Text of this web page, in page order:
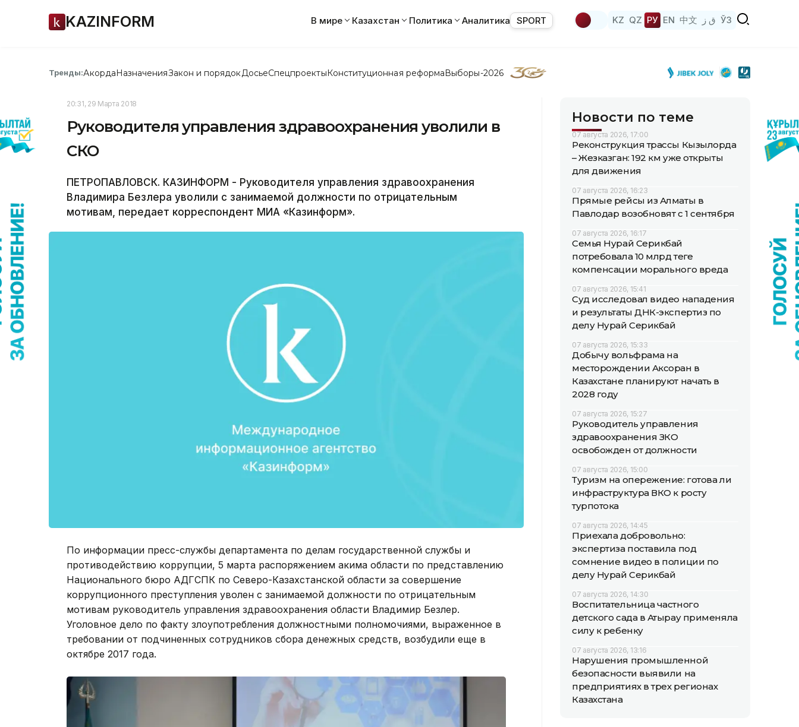
KAZINFORM В мире Казахстан Политика Аналитика SPORT KZ QZ РУ EN 中文 ق ز ЎЗ
Тренды:АкордаНазначенияЗакон и порядок ДосьеСпецпроектыКонституционная реформаВыборы-2026
20:31, 29 Марта 2018
Руководителя управления здравоохранения уволили в
СКО
ПЕТРОПАВЛОВСК. КАЗИНФОРМ - Руководителя управления здравоохранения
Владимира Безлера уволили с занимаемой должности по отрицательным
мотивам, передает корреспондент МИА «Казинформ».
По информации пресс-службы департамента по делам государственной службы и
противодействию коррупции, 5 марта распоряжением акима области по представлению
Национального бюро АДГСПК по Северо-Казахстанской области за совершение
коррупционного преступления уволен с занимаемой должности по отрицательным
мотивам руководитель управления здравоохранения области Владимир Безлер.
Уголовное дело по факту злоупотребления должностными полномочиями, выраженное в
требовании от подчиненных сотрудников сбора денежных средств, возбудили еще в
октябре 2017 года.
Новости по теме
07 августа 2026, 17:00
Реконструкция трассы Кызылорда
– Жезказган: 192 км уже открыты
для движения
07 августа 2026, 16:23
Прямые рейсы из Алматы в
Павлодар возобновят с 1 сентября
07 августа 2026, 16:17
Семья Нурай Серикбай
потребовала 10 млрд теңге
компенсации морального вреда
07 августа 2026, 15:41
Суд исследовал видео нападения
и результаты ДНК-экспертиз по
делу Нурай Серикбай
07 августа 2026, 15:33
Добычу вольфрама на
месторождении Аксоран в
Казахстане планируют начать в
2028 году
07 августа 2026, 15:27
Руководитель управления
здравоохранения ЗКО
освобожден от должности
07 августа 2026, 15:00
Туризм на опережение: готова ли
инфраструктура ВКО к росту
турпотока
07 августа 2026, 14:45
Приехала добровольно:
экспертиза поставила под
сомнение видео в полиции по
делу Нурай Серикбай
07 августа 2026, 14:30
Воспитательница частного
детского сада в Атырау применяла
силу к ребенку
07 августа 2026, 13:16
Нарушения промышленной
безопасности выявили на
предприятиях в трех регионах
Казахстана